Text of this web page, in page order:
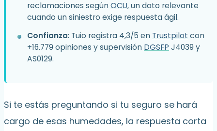
reclamaciones segúnOCU, un dato relevante
cuando un siniestro exige respuesta ágil.
Confianza: Tuio registra 4,3/5 en Trustpilot con
+16.779 opiniones y supervisión DGSFP J4039 y
AS0129.
Si te estás preguntando si tu seguro se hará
cargo de esas humedades, la respuesta corta